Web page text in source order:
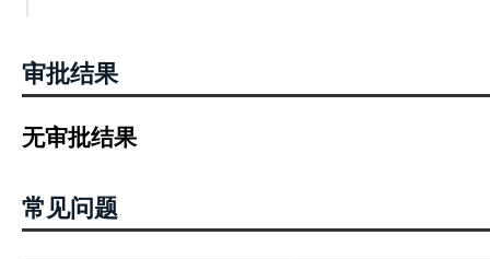
审批结果
无审批结果
常见问题